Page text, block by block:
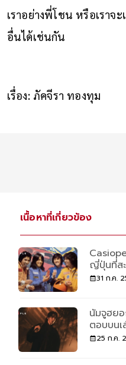
เราอย่างพี่โชน หรือเราจ
อื่นได้เช่นกัน
เรื่อง: ภัคจีรา ทองทุม
เนื้อหาที่เกี่ยวข้อง
ญี่ปุ่นที่ส
31 ก.ค.
นัมจูฮยอ
ตอบบน
25 ก.ค.